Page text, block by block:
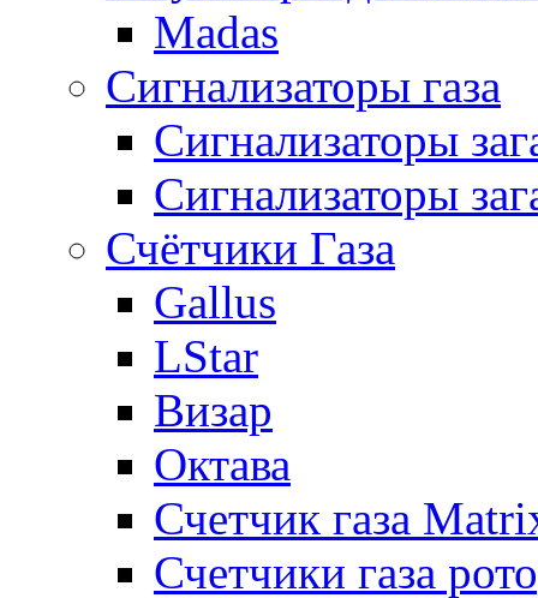
Madas
Сигнализаторы газа
Сигнализаторы
Сигнализаторы
Счётчики Газа
Gallus
LStar
Визар
Октава
Счетчик газа
Счетчики газа